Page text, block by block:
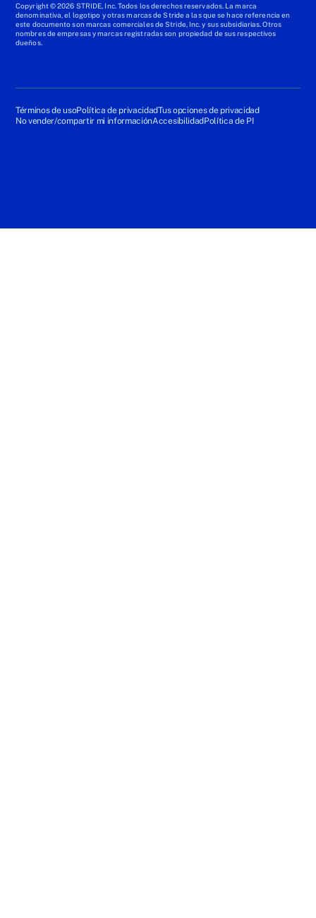
Copyright © 2026 STRIDE, Inc. Todos los derechos reservados. La marca
denominativa, el logotipo y otras marcas de Stride a las que se hace referencia en
este documento son marcas comerciales de Stride, Inc. y sus subsidiarias. Otros
nombres de empresas y marcas registradas son propiedad de sus respectivos
dueños.
Términos de usoPolítica de privacidadTus opciones de privacidad
No vender/compartir mi informaciónAccesibilidadPolítica de PI